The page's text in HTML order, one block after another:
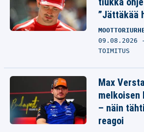
”Jättäkää
09.08.2026
TOIMITUS
Max
melkoisen
– näin
reagoi